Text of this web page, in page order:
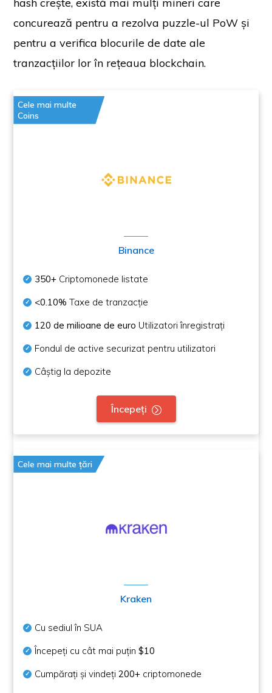
concurează pentru a rezolva puzzle-ul PoW și
pentru a verifica blocurile de date ale
tranzacțiilor lor în rețeaua blockchain.
Cele mai multe
Coins
Binance
350+ Criptomonede listate
<0.10% Taxe de tranzacție
120 de milioane de euro Utilizatori înregistrați
Fondul de active securizat pentru utilizatori
Câștig la depozite
Începeți
Cele mai multe țări
Kraken
Cu sediul în SUA
Începeți cu cât mai puțin$10
Cumpărați și vindeți200+ criptomonede